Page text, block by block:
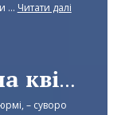
... Читати далі
Жмелик на квіточці
– суворо